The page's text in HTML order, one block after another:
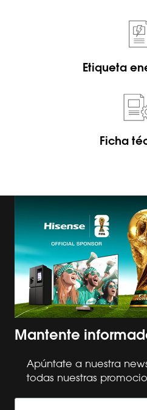
Etiqueta
Ficha
Mantente
Apúntate a nuestra
todas nuestras